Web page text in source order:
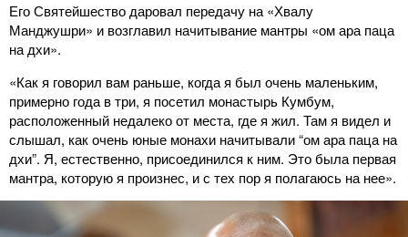
Его Святейшество даровал передачу на «Хвалу
Манджушри» и возглавил начитывание мантры «ом ара паца
на дхи».
«Как я говорил вам раньше, когда я был очень маленьким,
примерно года в три, я посетил монастырь Кумбум,
расположенный недалеко от места, где я жил. Там я видел и
слышал, как очень юные монахи начитывали “ом ара паца на
дхи”. Я, естественно, присоединился к ним. Это была первая
мантра, которую я произнес, и с тех пор я полагаюсь на нее».